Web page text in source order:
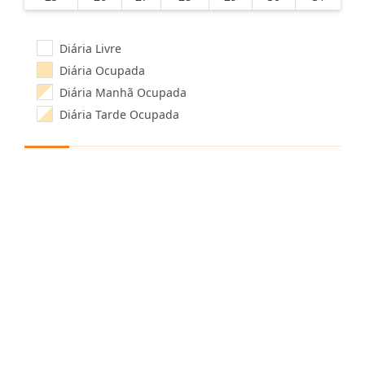
Diária Livre
Diária Ocupada
Diária Manhã Ocupada
Diária Tarde Ocupada